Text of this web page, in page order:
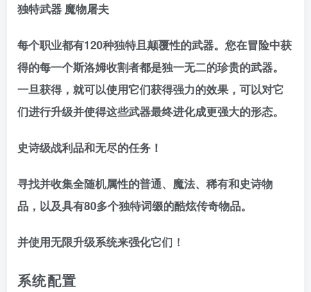
独特武器 魔物屠夫
每个职业都有120种独特且颠覆性的武器。您在冒险中获
得的每一个斯洛姆收割者都是独一无二的珍贵的武器。
一旦获得，就可以使用它们获得强力的效果，可以对它
们进行升级并使得这些武器最终进化成更强大的形态。
史诗级战利品和无尽的任务！
寻找并收集全随机属性的普通、魔法、稀有和史诗物
品，以及具有80多个独特词缀的酷炫传奇物品。
并使用无限升级系统来强化它们！
系统配置